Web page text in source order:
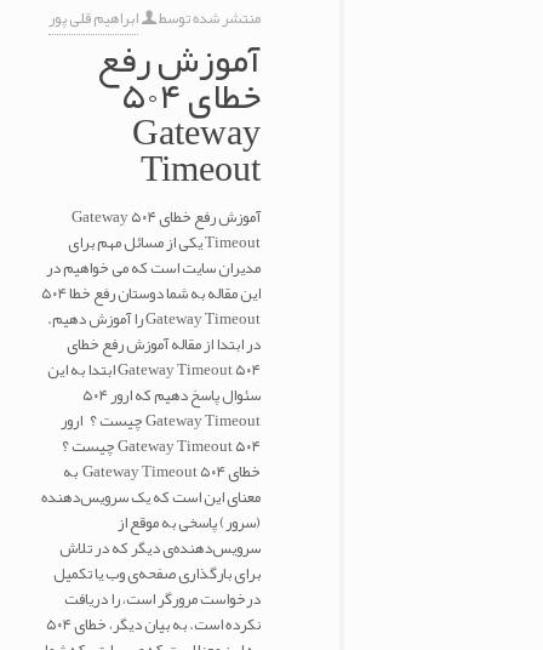
منتشر شده توسط ابراهیم قلی پور
آموزش رفع
خطای ۵۰۴
Gateway
Timeout
آموزش رفع خطای ۵۰۴ Gateway
Timeout یکی از مسائل مهم برای
مدیران سایت است که می خواهیم در
این مقاله به شما دوستان رفع خطا ۵۰۴
Gateway Timeout را آموزش دهیم.
در ابتدا از مقاله آموزش رفع خطای
۵۰۴ Gateway Timeout ابتدا به این
سئوال پاسخ دهیم که ارور ۵۰۴
Gateway Timeout چیست ؟ ارور
۵۰۴ Gateway Timeout چیست ؟
خطای ۵۰۴ Gateway Timeout به
معنای این است که یک سرویس‌دهنده
(سرور) پاسخی به موقع از
سرویس‌دهنده‌ی دیگر که در تلاش
برای بارگذاری صفحه‌ی وب یا تکمیل
درخواست مرورگر است، را دریافت
نکرده است. به بیان دیگر، خطای ۵۰۴